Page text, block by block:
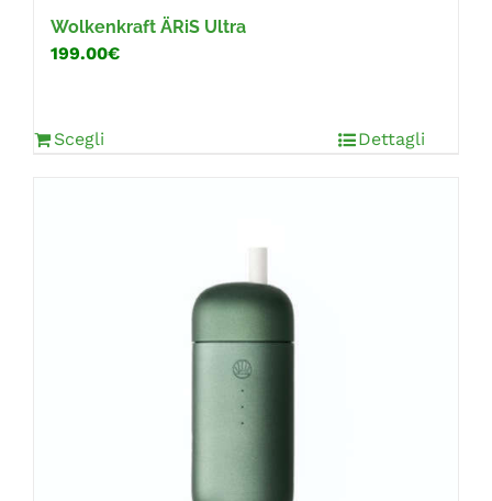
Wolkenkraft ÄRiS Ultra
199.00€
Scegli Dettagli